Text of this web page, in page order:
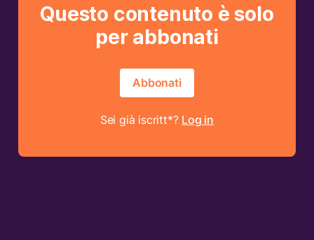
Questo contenuto è solo
per abbonati
Abbonati
Sei già iscritt*? Log in